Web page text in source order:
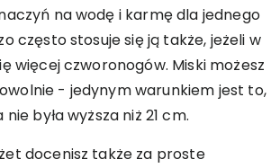
na wodę i karmę dla jednego
często stosuje się ją także, jeżeli w
więcej czworonogów. Miski możesz
- jedynym warunkiem jest to,
była wyższa niż 21 cm.
docenisz także za proste